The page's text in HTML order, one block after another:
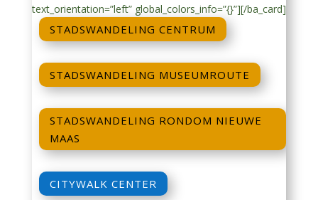
text_orientation=”left” global_colors_info=”{}”][/ba_card]
STADSWANDELING CENTRUM
STADSWANDELING MUSEUMROUTE
STADSWANDELING RONDOM NIEUWE
MAAS
CITYWALK CENTER